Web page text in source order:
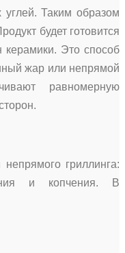
Таким образом
будет готовится
керамики. Это способ
жар или непрямой
равномерную
гриллинга:
и копчения. В